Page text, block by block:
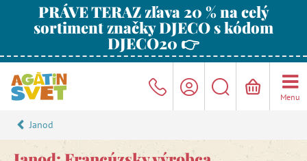
PRÁVE TERAZ zľava 20 % na celý
sortiment značky DJECO s kódom
DJECO20 👉
Menu
Janod